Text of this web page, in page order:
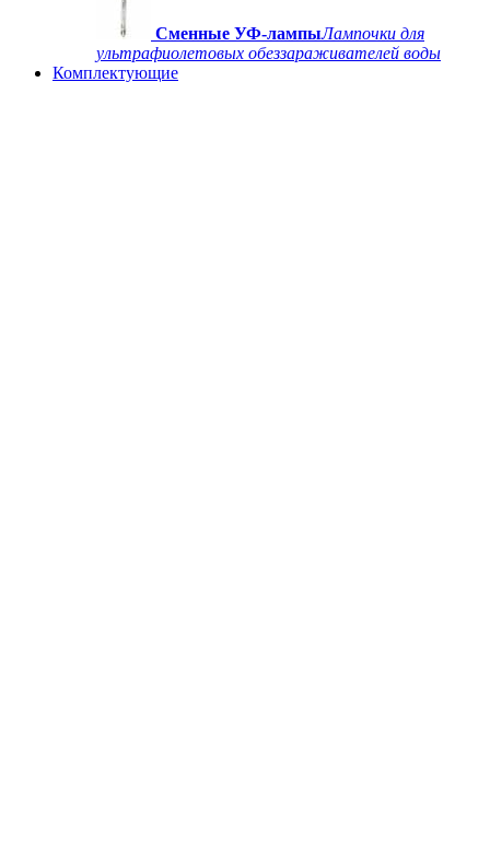
Сменные УФ-лампыЛампочки для
ультрафиолетовых обеззараживателей воды
Комплектующие